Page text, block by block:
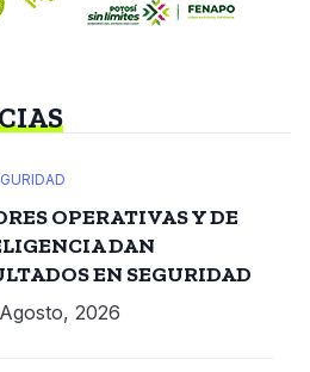
OPERATIVAS Y DE
DAN
EN SEGURIDAD
2026